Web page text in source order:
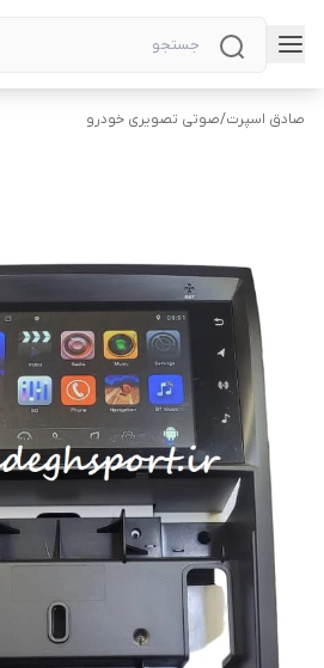
صادق اسپرت/صوتی تصویری خودرو